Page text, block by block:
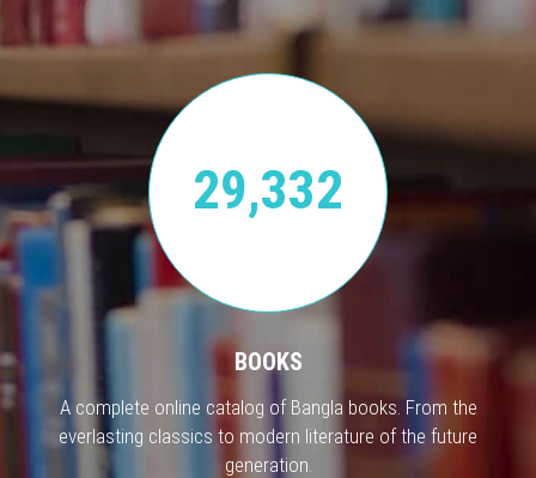
29,332
BOOKS
A complete online catalog of Bangla books. From the
everlasting classics to modern literature of the future
generation.